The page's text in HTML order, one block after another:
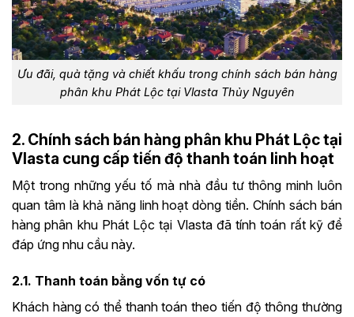
Ưu đãi, quà tặng và chiết khấu trong chính sách bán hàng
phân khu Phát Lộc tại Vlasta Thủy Nguyên
2. Chính sách bán hàng phân khu Phát Lộc tại
Vlasta cung cấp tiến độ thanh toán linh hoạt
Một trong những yếu tố mà nhà đầu tư thông minh luôn
quan tâm là khả năng linh hoạt dòng tiền. Chính sách bán
hàng phân khu Phát Lộc tại Vlasta đã tính toán rất kỹ để
đáp ứng nhu cầu này.
2.1. Thanh toán bằng vốn tự có
Khách hàng có thể thanh toán theo tiến độ thông thường